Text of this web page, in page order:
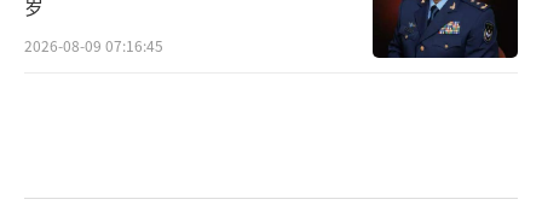
岁
2026-08-09 07:16:45